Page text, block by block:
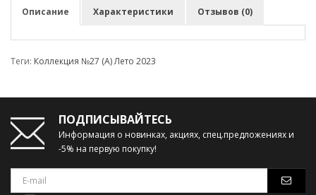
Описание Характеристики Отзывов (0)
Теги: Коллекция №27 (А) Лето 2023
ПОДПИСЫВАЙТЕСЬ
Информация о новинках, акциях, спец.предложениях и
-5% на первую покупку!